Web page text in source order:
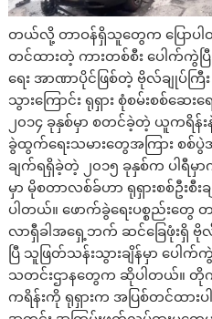
တယ်လို့ တာဝန်ရှိသူတွေက ပြောပါတ
တင်ထားတဲ့ ကားတစ်စီး ပေါက်ကွဲပ
ရေး အာဏာပိုင်ဖြစ်တဲ့ ဗိုလ်ချုပ်က
သွားကြောင်း ရုရှား စုံစမ်းစစ်ဆေ
၂၀၁၄ ခုနှစ်မှာ စတင်ခဲ့တဲ့ ယူကရိန်း
ခွဲထွက်ရေးသမားတွေအကြား စ
ချက်ရရှိခဲ့တဲ့ ၂၀၁၅ ခုနှစ်က ပါရီမှ
မှာ မိုစတာလစ်ခ်ဟာ ရုရှားစစ်ဦး
ပါတယ်။ ဖောက်ခွဲရေးပစ္စည်းတွေ
လာရှီခါအရှေ့ဘက် ဆင်ခြေဖုံးရှိ ဗို
ပြီ သူဖြတ်သန်းသွားချိန်မှာ ပေါ
သတင်းဌာနတွေက ဆိုပါတယ်။
ကရိန်းကို ရုရှားက အပြစ်တင်ထား